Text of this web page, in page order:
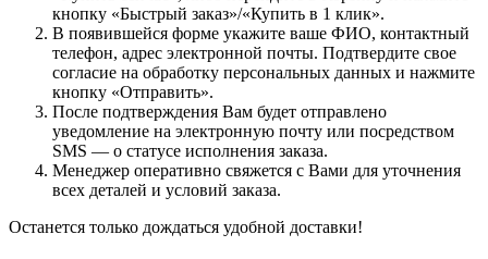
кнопку «Быстрый заказ»/«Купить в 1 клик».
В появившейся форме укажите ваше ФИО, контактный
телефон, адрес электронной почты. Подтвердите свое
согласие на обработку персональных данных и нажмите
кнопку «Отправить».
После подтверждения Вам будет отправлено
уведомление на электронную почту или посредством
SMS — о статусе исполнения заказа.
Менеджер оперативно свяжется с Вами для уточнения
всех деталей и условий заказа.
Останется только дождаться удобной доставки!